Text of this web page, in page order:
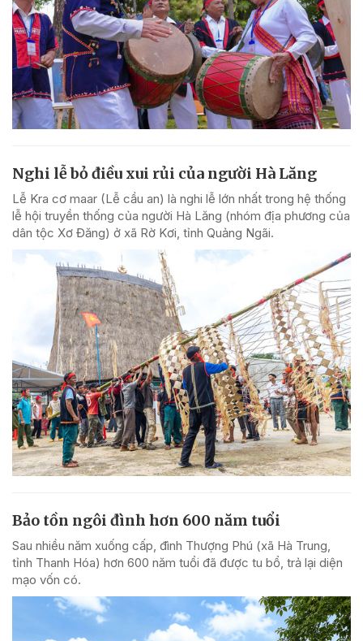
Nghi lễ bỏ điều xui rủi của người Hà Lăng
Lễ Kra cơ maar (Lễ cầu an) là nghi lễ lớn nhất trong hệ thống
lễ hội truyền thống của người Hà Lăng (nhóm địa phương của
dân tộc Xơ Đăng) ở xã Rờ Kơi, tỉnh Quảng Ngãi.
Bảo tồn ngôi đình hơn 600 năm tuổi
Sau nhiều năm xuống cấp, đình Thượng Phú (xã Hà Trung,
tỉnh Thanh Hóa) hơn 600 năm tuổi đã được tu bổ, trả lại diện
mạo vốn có.